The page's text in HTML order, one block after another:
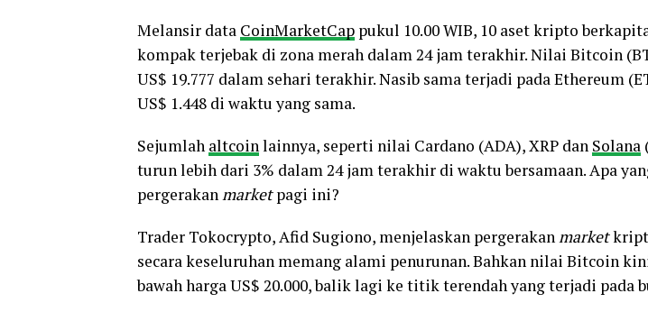
Melansir data CoinMarketCap pukul 10.00 WIB, 10 aset kripto
kompak terjebak di zona merah dalam 24 jam terakhir. Nilai Bitcoin
US$ 19.777 dalam sehari terakhir. Nasib sama terjadi pada Ethereum
US$ 1.448 di waktu yang sama.
Sejumlah altcoinlainnya, seperti nilai Cardano (ADA), XRP dan Solana
turun lebih dari 3% dalam 24 jam terakhir di waktu bersamaan. Apa
pergerakanmarketpagi ini?
Trader Tokocrypto, Afid Sugiono, menjelaskan pergerakanmarket
secara keseluruhan memang alami penurunan. Bahkan nilai Bitcoin
bawah harga US$ 20.000, balik lagi ke titik terendah yang terjadi pada